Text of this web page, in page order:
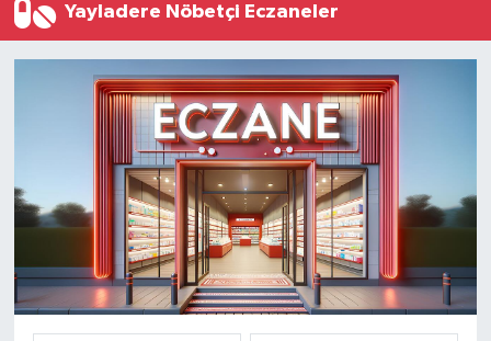
Yayladere Nöbetçi Eczaneler
Tüm Manşetler
Son Dakika Haberleri
Haber Arşivi